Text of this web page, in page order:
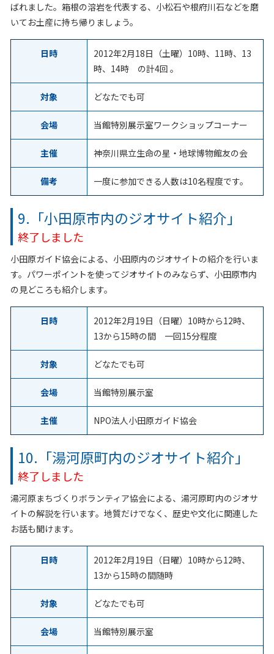
ばれました。箱根の溶岩を代表する、小松石や根府川石などを磨
いてお土産に持ち帰りましょう。
日時
2012年2月18日（土曜）10時、11時、13
時、14時 の計4回 。
対象 どなたでも可
会場 当館特別展示室ワークショップコーナー
主催 神奈川県立生命の星・地球博物館友の会
備考 一度に参加できる人数は10名程度です。
9.「小田原市内のジオサイト紹介」
終了しました
小田原ガイド協会による、小田原内のジオサイトの紹介を行いま
す。パワーポイントを使ってジオサイトのみならず、小田原市内
の見どころも紹介します。
日時
2012年2月19日（日曜）10時から12時、
13から15時の間 一回15分程度
対象 どなたでも可
会場 当館特別展示室
主催 NPO法人小田原ガイド協会
10.「湯河原町内のジオサイト紹介」
終了しました
湯河原まちづくりボランティア協会による、湯河原町内のジオサ
イトの解説を行います。地質だけでなく、歴史や文化に関連した
お話も聞けます。
日時
2012年2月19日（日曜）10時から12時、
13から15時の間随時
対象 どなたでも可
会場 当館特別展示室